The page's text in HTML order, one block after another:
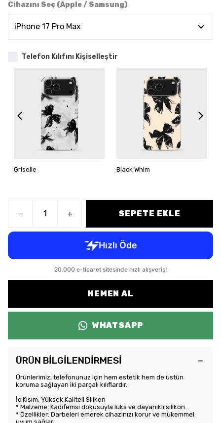
Cihazını Seç (Apple / Samsung)
Telefon Kılıfını Kişiselleştir
Griselle Black Whim
SEPETE EKLE
HEMEN AL
WHATSAPP
ÜRÜN BİLGİLENDİRMESİ
Ürünlerimiz, telefonunuz için hem estetik hem de üstün
koruma sağlayan iki parçalı kılıflardır.
İç Kısım: Yüksek Kaliteli Silikon
* Malzeme: Kadifemsi dokusuyla lüks ve dayanıklı silikon.
* Özellikler: Darbeleri emerek cihazınızı korur ve mükemmel